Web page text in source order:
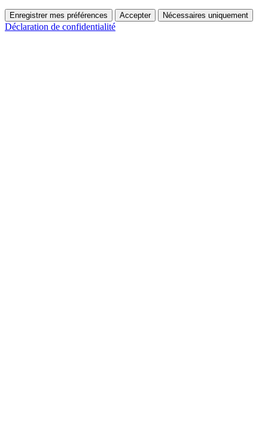
Enregistrer mes préférences Accepter Nécessaires uniquement
Déclaration de confidentialité